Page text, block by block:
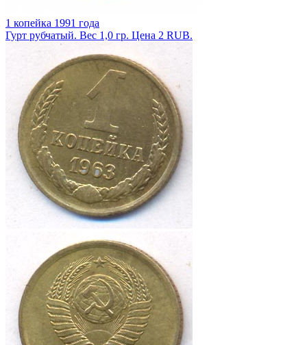
1 копейка 1991 года
Гурт рубчатый. Вес 1,0 гр. Цена 2 RUB.